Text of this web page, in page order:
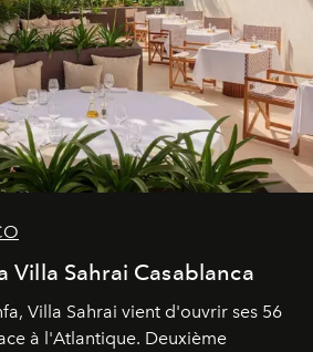
Villa Sahrai Casablanca
Villa Sahrai vient d'ouvrir ses 56
à l'Atlantique. Deuxième